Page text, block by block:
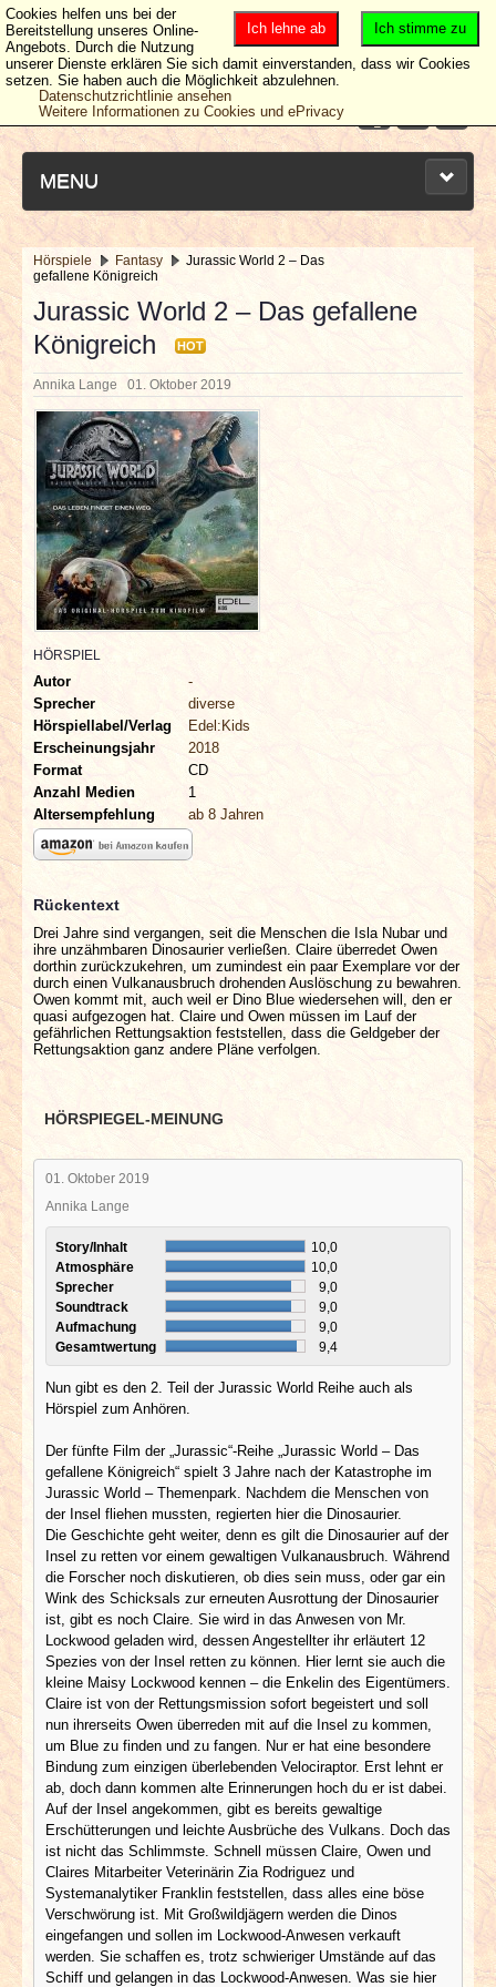
MENU
NEUESTE ARTIKEL
NEWS & DATES
BERICHTE
VERLOSUNGEN
INTERVIEWS
SPECIALS
REDAKTION
LINKS
ARCHIV
Hörspiele Fantasy
Jurassic World 2 – Das
gefallene Königreich
Jurassic World 2 – Das gefallene
Königreich
HOT
Annika Lange 01. Oktober 2019
HÖRSPIEL
Autor
-
Sprecher
diverse
Hörspiellabel/Verlag
Edel:Kids
Erscheinungsjahr
2018
Format
CD
Anzahl Medien
1
Altersempfehlung
ab 8 Jahren
Rückentext
Drei Jahre sind vergangen, seit die Menschen die Isla Nubar und
ihre unzähmbaren Dinosaurier verließen. Claire überredet Owen
dorthin zurückzukehren, um zumindest ein paar Exemplare vor der
durch einen Vulkanausbruch drohenden Auslöschung zu bewahren.
Owen kommt mit, auch weil er Dino Blue wiedersehen will, den er
quasi aufgezogen hat. Claire und Owen müssen im Lauf der
gefährlichen Rettungsaktion feststellen, dass die Geldgeber der
Rettungsaktion ganz andere Pläne verfolgen.
HÖRSPIEGEL-MEINUNG
01. Oktober 2019
Annika Lange
Story/Inhalt
10,0
Atmosphäre
10,0
Sprecher
9,0
Soundtrack
9,0
Aufmachung
9,0
Gesamtwertung
9,4
Nun gibt es den 2. Teil der Jurassic World Reihe auch als
Hörspiel zum Anhören.
Der fünfte Film der „Jurassic“-Reihe „Jurassic World – Das
gefallene Königreich“ spielt 3 Jahre nach der Katastrophe im
Jurassic World – Themenpark. Nachdem die Menschen von
der Insel fliehen mussten, regierten hier die Dinosaurier.
Die Geschichte geht weiter, denn es gilt die Dinosaurier auf der
Insel zu retten vor einem gewaltigen Vulkanausbruch. Während
die Forscher noch diskutieren, ob dies sein muss, oder gar ein
Wink des Schicksals zur erneuten Ausrottung der Dinosaurier
ist, gibt es noch Claire. Sie wird in das Anwesen von Mr.
Lockwood geladen wird, dessen Angestellter ihr erläutert 12
Spezies von der Insel retten zu können. Hier lernt sie auch die
kleine Maisy Lockwood kennen – die Enkelin des Eigentümers.
Claire ist von der Rettungsmission sofort begeistert und soll
nun ihrerseits Owen überreden mit auf die Insel zu kommen,
um Blue zu finden und zu fangen. Nur er hat eine besondere
Bindung zum einzigen überlebenden Velociraptor. Erst lehnt er
ab, doch dann kommen alte Erinnerungen hoch du er ist dabei.
Auf der Insel angekommen, gibt es bereits gewaltige
Erschütterungen und leichte Ausbrüche des Vulkans. Doch das
ist nicht das Schlimmste. Schnell müssen Claire, Owen und
Claires Mitarbeiter Veterinärin Zia Rodriguez und
Systemanalytiker Franklin feststellen, dass alles eine böse
Verschwörung ist. Mit Großwildjägern werden die Dinos
eingefangen und sollen im Lockwood-Anwesen verkauft
werden. Sie schaffen es, trotz schwieriger Umstände auf das
Schiff und gelangen in das Lockwood-Anwesen. Was sie hier
Ich stimme zu
Ich lehne ab
Cookies helfen uns bei der
Bereitstellung unseres Online-
Angebots. Durch die Nutzung
unserer Dienste erklären Sie sich damit einverstanden, dass wir Cookies
setzen. Sie haben auch die Möglichkeit abzulehnen.
Datenschutzrichtlinie ansehen
Weitere Informationen zu Cookies und ePrivacy